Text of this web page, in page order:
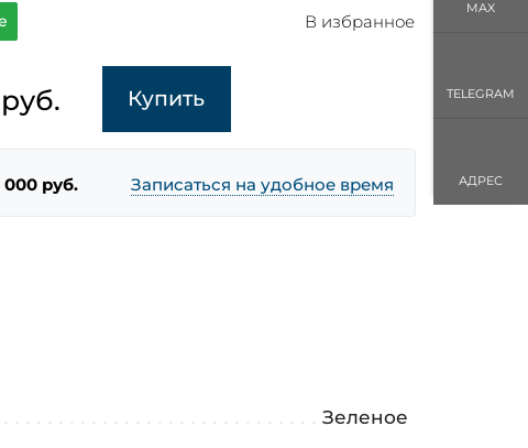
В избранное
руб. Купить
000 руб. Записаться на удобное время
Зеленое
MAX
TELEGRAM
АДРЕС